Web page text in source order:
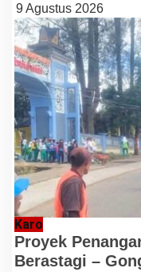
9 Agustus 2026
Karo
Proyek
Berastagi –